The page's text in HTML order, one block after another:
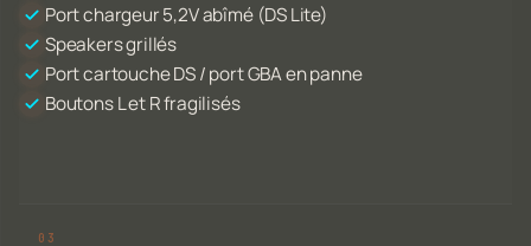
Port chargeur 5,2V abîmé (DS Lite)
Speakers grillés
Port cartouche DS / port GBA en panne
Boutons L et R fragilisés